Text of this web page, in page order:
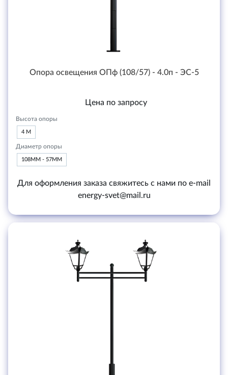
Опора освещения ОПф (108/57) - 4.0п - ЭС-5
Цена по запросу
Высота опоры
4 М
Диаметр опоры
108ММ - 57ММ
Для оформления заказа свяжитесь с нами по e-mail
energy-svet@mail.ru